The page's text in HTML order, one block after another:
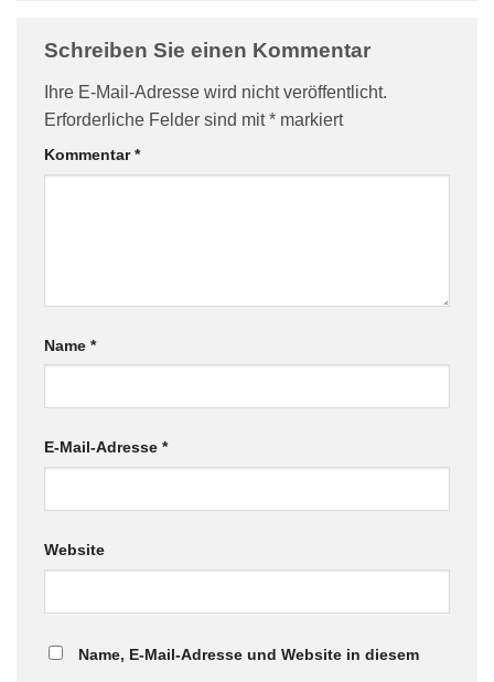
Schreiben Sie einen Kommentar
Ihre E-Mail-Adresse wird nicht veröffentlicht.
Erforderliche Felder sind mit* markiert
Kommentar*
Name *
E-Mail-Adresse *
Website
Name, E-Mail-Adresse und Website in diesem